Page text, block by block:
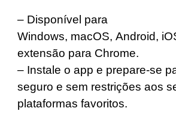
– Disponível para
Windows, macOS, Android,
extensão para Chrome.
– Instale o app e prepare-se
seguro e sem restrições aos
plataformas favoritos.